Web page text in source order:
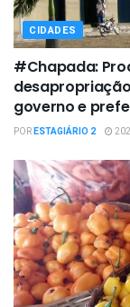
CIDADES
#Chapada:
governo e
PORESTAGIÁRIO 2